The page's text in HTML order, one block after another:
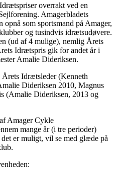
overrakt ved en
Amagerbladets
som sportsmand på Amager,
og tusindvis idrætsudøvere.
(ud af 4 mulige), nemlig Årets
Idrætspris gik for andet år i
Amalie Dideriksen.
Årets Idrætsleder (Kenneth
Dideriksen 2010, Magnus
(Amalie Dideriksen, 2013 og
Amager Cykle
mange år (i tre perioder)
er muligt, vil se med glæde på